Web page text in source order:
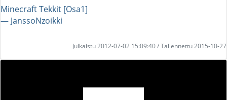
Minecraft Tekkit [Osa1]
― JanssoNzoikki
Julkaistu 2012-07-02 15:09:40 / Tallennettu 2015-10-27